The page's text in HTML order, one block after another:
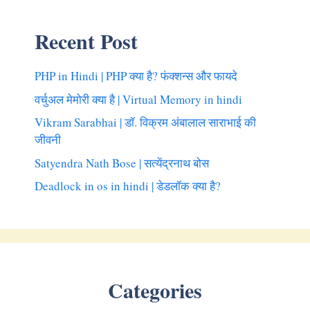
Recent Post
PHP in Hindi | PHP क्या है? फंक्शन्स और फायदे
वर्चुअल मेमोरी क्या है | Virtual Memory in hindi
Vikram Sarabhai | डॉ. विक्रम अंबालाल साराभाई की
जीवनी
Satyendra Nath Bose | सत्येंद्रनाथ बोस
Deadlock in os in hindi | डेडलॉक क्या है?
Categories